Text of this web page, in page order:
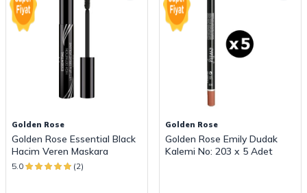
Golden Rose
Golden Rose Essential Black
Hacim Veren Maskara
5.0 (2)
Golden Rose
Golden Rose Emily Dudak
Kalemi No: 203 x 5 Adet